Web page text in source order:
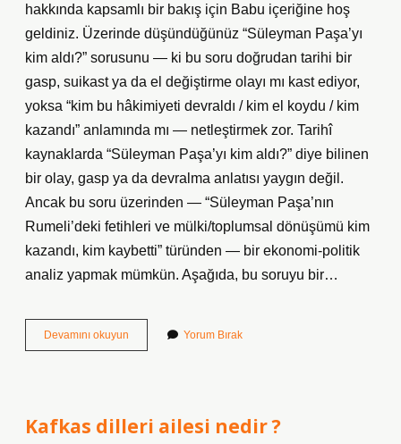
hakkında kapsamlı bir bakış için Babu içeriğine hoş
geldiniz. Üzerinde düşündüğünüz “Süleyman Paşa’yı
kim aldı?” sorusunu — ki bu soru doğrudan tarihi bir
gasp, suikast ya da el değiştirme olayı mı kast ediyor,
yoksa “kim bu hâkimiyeti devraldı / kim el koydu / kim
kazandı” anlamında mı — netleştirmek zor. Tarihî
kaynaklarda “Süleyman Paşa’yı kim aldı?” diye bilinen
bir olay, gasp ya da devralma anlatısı yaygın değil.
Ancak bu soru üzerinden — “Süleyman Paşa’nın
Rumeli’deki fetihleri ve mülki/toplumsal dönüşümü kim
kazandı, kim kaybetti” türünden — bir ekonomi-politik
analiz yapmak mümkün. Aşağıda, bu soruyu bir…
Devamını okuyun Süleyman
Paşa’yı
Yorum Bırak
Kafkas dilleri ailesi nedir ?